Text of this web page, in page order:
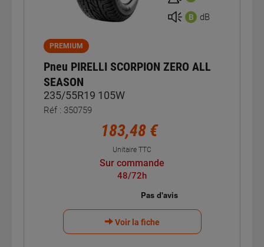
B dB
PREMIUM
Pneu PIRELLI SCORPION ZERO ALL
SEASON
235/55R19 105W
Réf : 350759
183,48 €
Unitaire TTC
Sur commande
48/72h
Voir la fiche